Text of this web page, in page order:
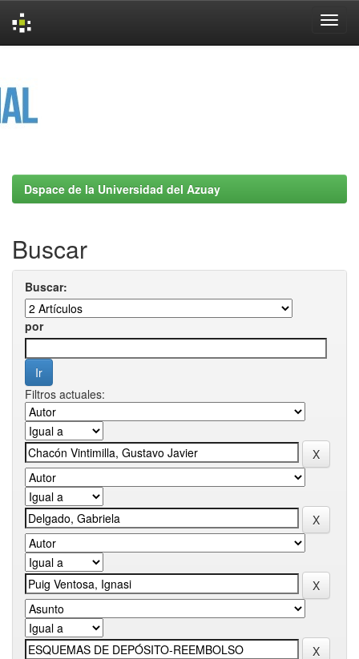
Dspace de la Universidad del Azuay
Buscar
Buscar:
por
Filtros actuales: